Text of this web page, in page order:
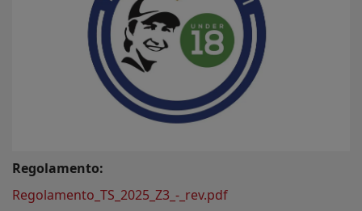
Regolamento:
Regolamento_TS_2025_Z3_-_rev.pdf